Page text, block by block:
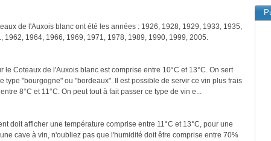
de l'Auxois blanc ont été les années : 1926, 1928, 1929, 1933, 1935,
1962, 1964, 1966, 1969, 1971, 1978, 1989, 1990, 1999, 2005.
le Coteaux de l'Auxois blanc est comprise entre 10°C et 13°C. On sert
type "bourgogne" ou "bordeaux". Il est possible de servir ce vin plus frais
8°C et 11°C. On peut tout à fait passer ce type de vin e...
doit afficher une température comprise entre 11°C et 13°C, pour une
cave à vin, n'oubliez pas que l'humidité doit être comprise entre 70%